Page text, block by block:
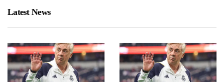
Latest News